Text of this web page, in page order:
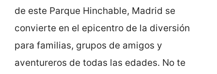
de este Parque Hinchable, Madrid se
convierte en el epicentro de la diversión
para familias, grupos de amigos y
aventureros de todas las edades. No te